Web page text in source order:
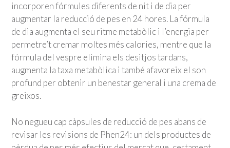
incorporen fórmules diferents de nit i de dia per
augmentar la reducció de pes en 24 hores. La fórmula
de dia augmenta el seu ritme metabòlic i l’energia per
permetre’t cremar moltes més calories, mentre que la
fórmula del vespre elimina els desitjos tardans,
augmenta la taxa metabòlica i també afavoreix el son
profund per obtenir un benestar general i una crema de
greixos.
No negueu cap càpsules de reducció de pes abans de
revisar les revisions de Phen24: un dels productes de